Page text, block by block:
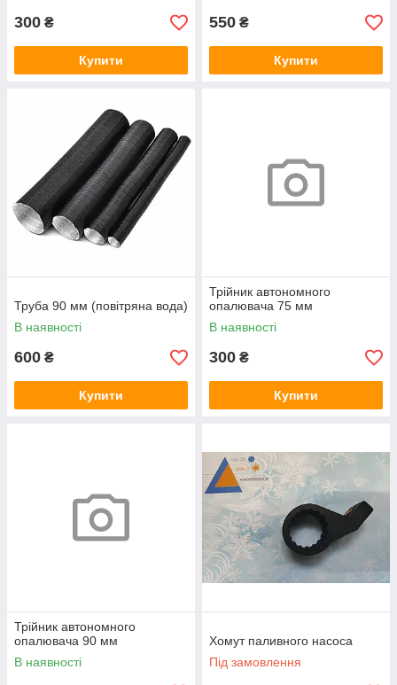
300 ₴
Купити
550 ₴
Купити
Труба 90 мм (повітряна вода)
В наявності
600 ₴
Купити
Трійник автономного
опалювача 75 мм
В наявності
300 ₴
Купити
Трійник автономного
опалювача 90 мм
В наявності
Хомут паливного насоса
Під замовлення